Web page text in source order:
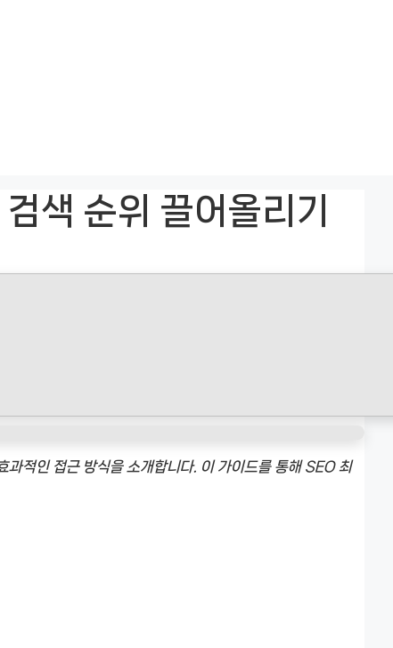
색 순위 끌어올리기
적인 접근 방식을 소개합니다. 이 가이드를 통해 SEO 최